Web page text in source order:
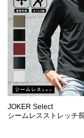
JOKER Select
シームレスストレッチ